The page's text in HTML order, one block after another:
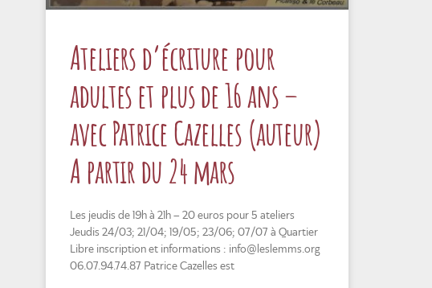
Ateliers d’écriture pour
adultes et plus de 16 ans –
avec Patrice Cazelles (auteur)
A partir du 24 mars
Les jeudis de 19h à 21h – 20 euros pour 5 ateliers
Jeudis 24/03; 21/04; 19/05; 23/06; 07/07 à Quartier
Libre inscription et informations : info@leslemms.org
06.07.94.74.87 Patrice Cazelles est